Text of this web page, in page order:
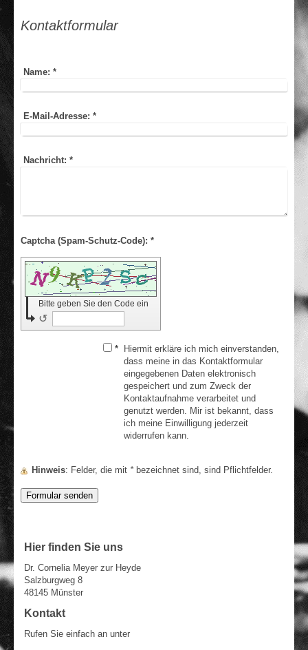
Kontaktformular
Name: *
E-Mail-Adresse: *
Nachricht: *
Captcha (Spam-Schutz-Code): *
Bitte geben Sie den Code ein
↺
*
Hiermit erkläre ich mich einverstanden,
dass meine in das Kontaktformular
eingegebenen Daten elektronisch
gespeichert und zum Zweck der
Kontaktaufnahme verarbeitet und
genutzt werden. Mir ist bekannt, dass
ich meine Einwilligung jederzeit
widerrufen kann.
Hinweis : Felder, die mit *bezeichnet sind, sind Pflichtfelder.
Hier finden Sie uns
Dr. Cornelia Meyer zur Heyde
Salzburgweg 8
48145 Münster
Kontakt
Rufen Sie einfach an unter